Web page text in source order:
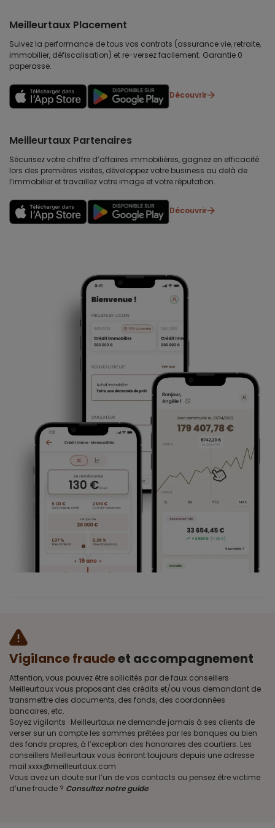
Meilleurtaux Placement
Suivez la performance de tous vos contrats (assurance vie, retraite,
immobilier, défiscalisation) et re-versez facilement. Garantie 0
paperasse.
Découvrir
Meilleurtaux Partenaires
Sécurisez votre chiffre d’affaires immobilières, gagnez en efficacité
lors des premières visites, développez votre business au delà de
l’immobilier et travaillez votre image et votre réputation.
Découvrir
Vigilance fraudeet accompagnement
Attention, vous pouvez être sollicités par de faux conseillers
Meilleurtaux vous proposant des crédits et/ou vous demandant de
transmettre des documents, des fonds, des coordonnées
bancaires, etc.
Soyez vigilants · Meilleurtaux ne demande jamais à ses clients de
verser sur un compte les sommes prêtées par les banques ou bien
des fonds propres, à l’exception des honoraires des courtiers. Les
conseillers Meilleurtaux vous écriront toujours depuis une adresse
mail xxxx@meilleurtaux.com
Vous avez un doute sur l’un de vos contacts ou pensez être victime
d’une fraude ? Consultez notre guide.